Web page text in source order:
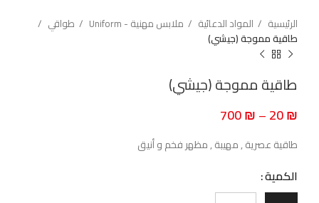
الرئيسية المواد الدعائية ملابس مهنية - Uniform
طواقي
طاقية مموجة (جيشي)
طاقية مموجة (جيشي)
20₪
–
700₪
طاقية عصرية , مهيبة , مظهر فخم و أنيق
الكمية